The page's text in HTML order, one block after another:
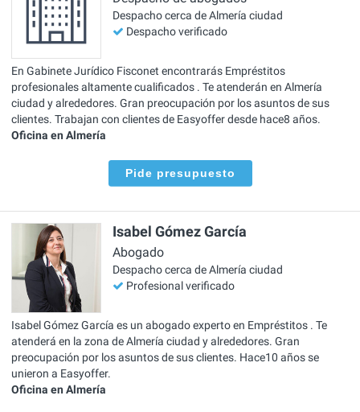
Despacho cerca de Almería ciudad
Despacho verificado
En Gabinete Jurídico Fisconet encontrarás Empréstitos
profesionales altamente cualificados . Te atenderán en Almería
ciudad y alrededores. Gran preocupación por los asuntos de sus
clientes. Trabajan con clientes de Easyoffer desde hace8 años.
Oficina en Almería
Pide presupuesto
Isabel Gómez García
Abogado
Despacho cerca de Almería ciudad
Profesional verificado
Isabel Gómez García es un abogado experto en Empréstitos . Te
atenderá en la zona de Almería ciudad y alrededores. Gran
preocupación por los asuntos de sus clientes. Hace10 años se
unieron a Easyoffer.
Oficina en Almería